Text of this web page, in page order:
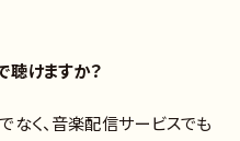
聴けますか？
なく、音楽配信サービスでも